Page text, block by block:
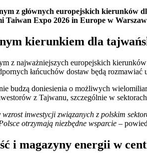
z głównych europejskich kierunków
Taiwan Expo 2026 in Europe w
kierunkiem dla
z najważniejszych europejskich
łańcuchów dostaw będą
budzą doniesienia o możliwych
z Tajwanu, szczególnie w
inwestycji związanych z polskim
otrzymają niezbędne wsparcie –
i magazyny energii w